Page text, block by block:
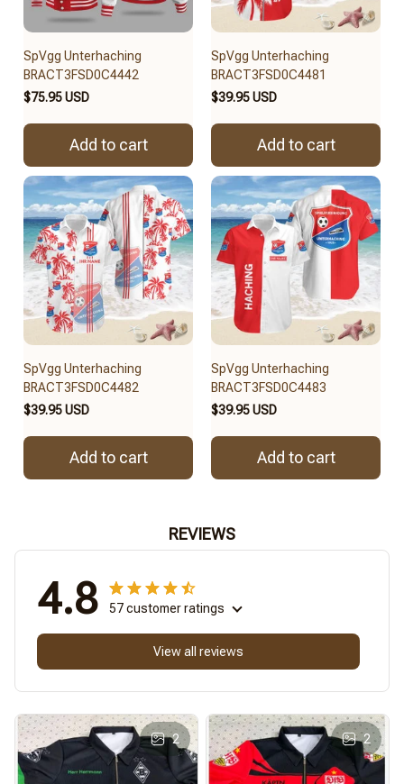
SpVgg Unterhaching
BRACT3FSD0C4442
$75.95 USD
Add to cart
SpVgg Unterhaching
BRACT3FSD0C4481
$39.95 USD
Add to cart
SpVgg Unterhaching
BRACT3FSD0C4482
$39.95 USD
Add to cart
SpVgg Unterhaching
BRACT3FSD0C4483
$39.95 USD
Add to cart
REVIEWS
4.8 57 customer ratings
View all reviews
2 2